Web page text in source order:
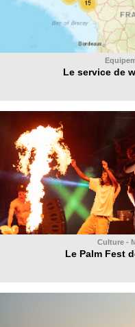
Le service de
Culture -
Le Palm Fest